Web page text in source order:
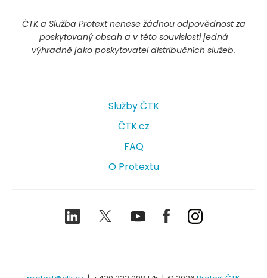
ČTK a Služba Protext nenese žádnou odpovědnost za
poskytovaný obsah a v této souvislosti jedná
výhradně jako poskytovatel distribučních služeb.
Služby ČTK
ČTK.cz
FAQ
O Protextu
LinkedIn TwitterYoutubeFacebookInstagram